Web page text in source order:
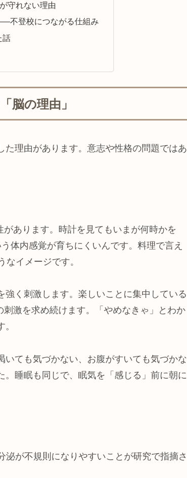
守れない理由
不登校につながる仕組み
話
脳の理由」
理由があります。意志や性格の問題ではあ
あります。時計を見てもいまが何時かを
体内感覚が育ちにくいんです。料理で言え
イメージです。
く刺激します。楽しいことに集中している
激を求め続けます。「やめなきゃ」とわか
ても気づかない、お腹がすいても気づかな
睡眠も同じで、眠気を「感じる」前に朝に
が不規則になりやすいことが研究で指摘さ